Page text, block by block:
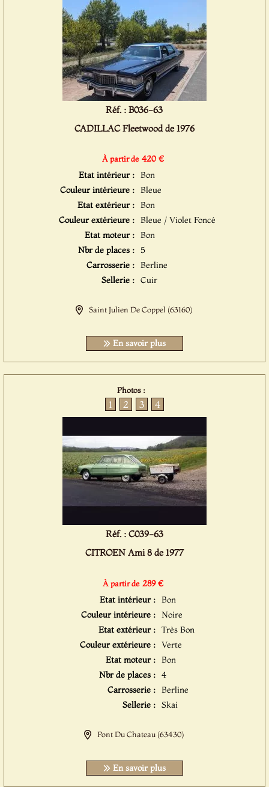
Réf. : B036-63
CADILLAC Fleetwood de 1976
À partir de 420 €
Etat intérieur : Bon
Couleur intérieure : Bleue
Etat extérieur : Bon
Couleur extérieure : Bleue / Violet Foncé
Etat moteur : Bon
Nbr de places : 5
Carrosserie : Berline
Sellerie : Cuir
Saint Julien De Coppel (63160)
En savoir plus
Photos :
1 2 3 4
Réf. : C039-63
CITROEN Ami 8 de 1977
À partir de 289 €
Etat intérieur : Bon
Couleur intérieure : Noire
Etat extérieur : Très Bon
Couleur extérieure : Verte
Etat moteur : Bon
Nbr de places : 4
Carrosserie : Berline
Sellerie : Skai
Pont Du Chateau (63430)
En savoir plus